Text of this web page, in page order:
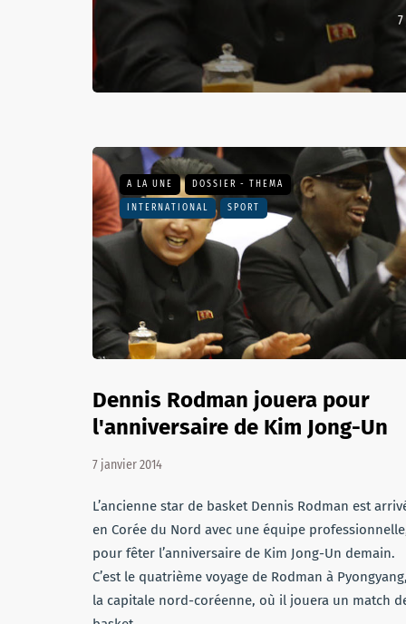
A LA UNE DOSSIER - THEMA
INTERNATIONAL SPORT
Dennis Rodman jouera pour
l'anniversaire de Kim Jong-Un
7 janvier 2014
L’ancienne star de basket Dennis Rodman est
en Corée du Nord avec une équipe
pour fêter l’anniversaire de Kim Jong-Un demain.
C’est le quatrième voyage de Rodman à Pyongyang,
la capitale nord-coréenne, où il jouera un match